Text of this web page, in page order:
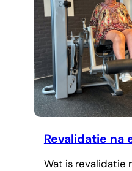
Revalidatie na
Wat is revalidatie